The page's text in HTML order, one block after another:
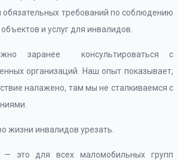
требований по соблюдению
и услуг для инвалидов.
заранее консультироваться с
организаций. Наш опыт показывает,
налажено, там мы не сталкиваемся с
жизни инвалидов урезать.
— это для всех маломобильных групп